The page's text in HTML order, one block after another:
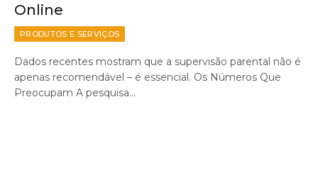
Online
PRODUTOS E SERVIÇOS
Dados recentes mostram que a supervisão parental não é
apenas recomendável – é essencial. Os Números Que
Preocupam A pesquisa…